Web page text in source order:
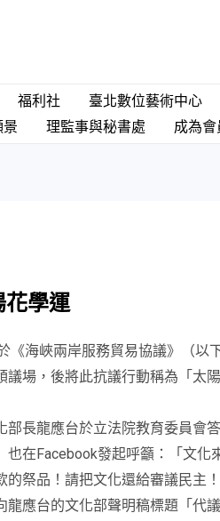
福利社 臺北數位藝術中心
景 理監事與秘書處 成為會
花學運
《海峽兩岸服務貿易協議》（以
議場，後將此抗議行動稱為「太
部長龍應台於立法院教育委員會
也在Facebook發起呼籲：「文
祭品！請把文化還給審議民主！
龍應台的文化部聲明稿標題「代